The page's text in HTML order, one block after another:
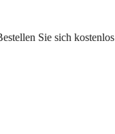
Sie sich kostenlos